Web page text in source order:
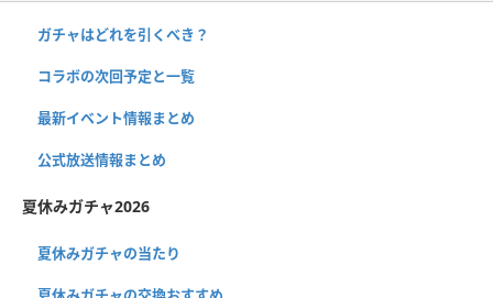
ガチャはどれを引くべき？
コラボの次回予定と一覧
最新イベント情報まとめ
公式放送情報まとめ
夏休みガチャ2026
夏休みガチャの当たり